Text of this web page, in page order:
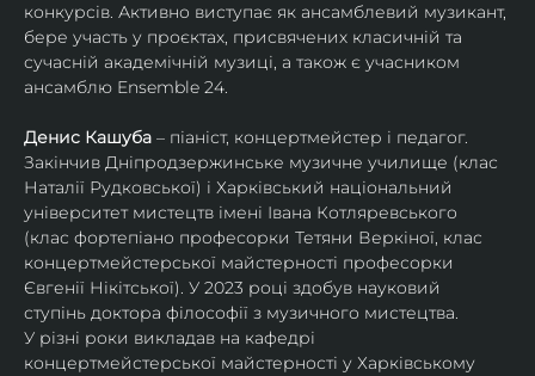
конкурсів. Активно виступає як ансамблевий музикант,
бере участь у проєктах, присвячених класичній та
сучасній академічній музиці, а також є учасником
ансамблю Ensemble 24.
Денис Кашуба – піаніст, концертмейстер і педагог.
Закінчив Дніпродзержинське музичне училище (клас
Наталії Рудковської) і Харківський національний
університет мистецтв імені Івана Котляревського
(клас фортепіано професорки Тетяни Веркіної, клас
концертмейстерської майстерності професорки
Євгенії Нікітської). У 2023 році здобув науковий
ступінь доктора філософії з музичного мистецтва.
У різні роки викладав на кафедрі
концертмейстерської майстерності у Харківському